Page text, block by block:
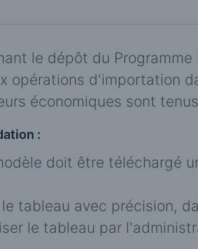
le dépôt du
opérations d'importation
économiques sont
:
doit être téléchargé
le tableau avec précision,
le tableau par